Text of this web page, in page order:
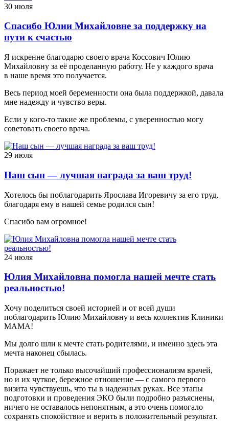
30 июля
Спасибо Юлии Михайловне за поддержку на
пути к счастью
Я искренне благодарю своего врача Коссович Юлию
Михайловну за её проделанную работу. Не у каждого врача
в наше время это получается.
Весь период моей беременности она была поддержкой, давала
мне надежду и чувство веры.
Если у кого-то такие же проблемы, с уверенностью могу
советовать своего врача.
29 июля
Наш сын — лучшая награда за ваш труд!
Хотелось бы поблагодарить Ярослава Игоревичу за его труд,
благодаря ему в нашей семье родился сын!
Спасибо вам огромное!
24 июля
Юлия Михайловна помогла нашей мечте стать
реальностью!
Хочу поделиться своей историей и от всей души
поблагодарить Юлию Михайловну и весь коллектив Клиники
МАМА!
Мы долго шли к мечте стать родителями, и именно здесь эта
мечта наконец сбылась.
Поражает не только высочайший профессионализм врачей,
но и их чуткое, бережное отношение — с самого первого
визита чувствуешь, что ты в надежных руках. Все этапы
подготовки и проведения ЭКО были подробно разъяснены,
ничего не оставалось непонятным, а это очень помогало
сохранять спокойствие и верить в положительный результат.